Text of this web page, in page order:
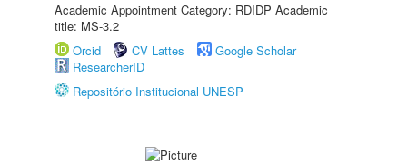
Academic Appointment Category: RDIDP Academic
title: MS-3.2
Orcid
CV Lattes
Google Scholar
ResearcherID
Repositório Institucional UNESP